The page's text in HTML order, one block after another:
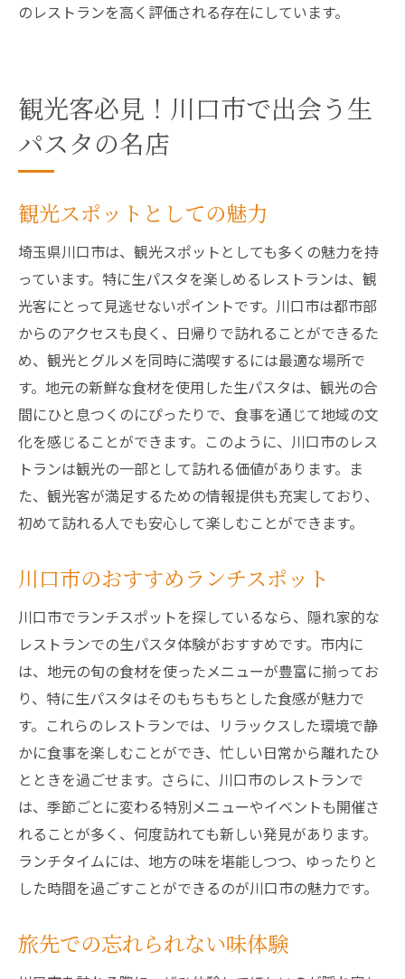
のレストランを高く評価される存在にしています。
観光客必見！川口市で出会う生
パスタの名店
観光スポットとしての魅力
埼玉県川口市は、観光スポットとしても多くの魅力を持
っています。特に生パスタを楽しめるレストランは、観
光客にとって見逃せないポイントです。川口市は都市部
からのアクセスも良く、日帰りで訪れることができるた
め、観光とグルメを同時に満喫するには最適な場所で
す。地元の新鮮な食材を使用した生パスタは、観光の合
間にひと息つくのにぴったりで、食事を通じて地域の文
化を感じることができます。このように、川口市のレス
トランは観光の一部として訪れる価値があります。ま
た、観光客が満足するための情報提供も充実しており、
初めて訪れる人でも安心して楽しむことができます。
川口市のおすすめランチスポット
川口市でランチスポットを探しているなら、隠れ家的な
レストランでの生パスタ体験がおすすめです。市内に
は、地元の旬の食材を使ったメニューが豊富に揃ってお
り、特に生パスタはそのもちもちとした食感が魅力で
す。これらのレストランでは、リラックスした環境で静
かに食事を楽しむことができ、忙しい日常から離れたひ
とときを過ごせます。さらに、川口市のレストランで
は、季節ごとに変わる特別メニューやイベントも開催さ
れることが多く、何度訪れても新しい発見があります。
ランチタイムには、地方の味を堪能しつつ、ゆったりと
した時間を過ごすことができるのが川口市の魅力です。
旅先での忘れられない味体験